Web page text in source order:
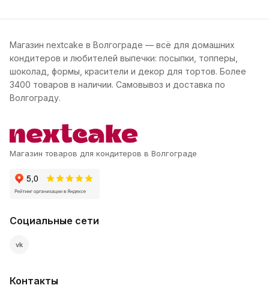
Магазин nextcake в Волгограде — всё для домашних
кондитеров и любителей выпечки: посыпки, топперы,
шоколад, формы, красители и декор для тортов. Более
3400 товаров в наличии. Самовывоз и доставка по
Волгограду.
Магазин товаров для кондитеров в Волгограде
Социальные сети
vk
Контакты